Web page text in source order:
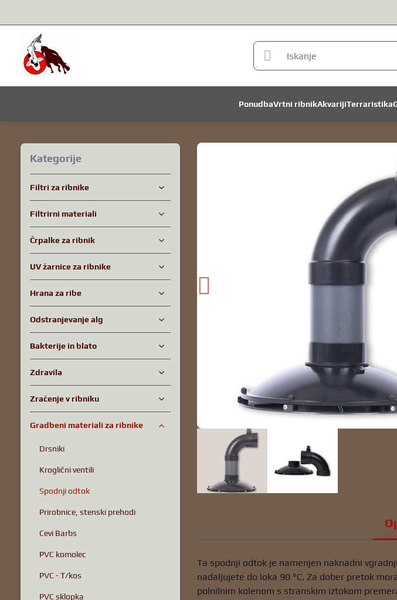
PonudbaVrtni ribnikAkvarijiTerraristika
Ta spodnji odtok je namenjen naknadni
nadaljujete do loka 90 °C. Za dober pretok
polnilnim kolenom s stranskim iztokom
Kategorije
Filtri za ribnike
Filtrirni materiali
Črpalke za ribnik
UV žarnice za ribnike
Hrana za ribe
Odstranjevanje alg
Bakterije in blato
Zdravila
Zračenje v ribniku
Gradbeni materiali za ribnike
Drsniki
Kroglični ventili
Spodnji odtok
Prirobnice, stenski prehodi
Cevi Barbs
PVC komolec
PVC - T/kos
PVC sklopka